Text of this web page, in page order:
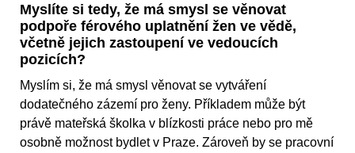
Myslíte si tedy, že má smysl se věnovat
podpoře férového uplatnění žen ve vědě,
včetně jejich zastoupení ve vedoucích
pozicích?
Myslím si, že má smysl věnovat se vytváření
dodatečného zázemí pro ženy. Příkladem může být
právě mateřská školka v blízkosti práce nebo pro mě
osobně možnost bydlet v Praze. Zároveň by se pracovní